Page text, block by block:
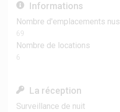
Informations
Nombre d'emplacements nus
69
Nombre de locations
6
La réception
Surveillance de nuit